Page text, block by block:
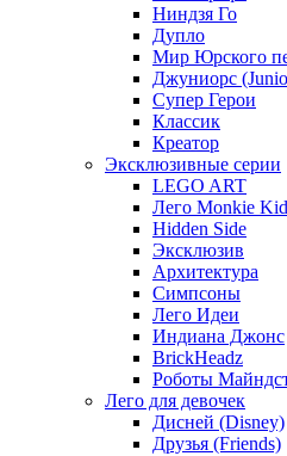
Ниндзя Го
Дупло
Мир Юрского
Джуниорс
Супер Герои
Классик
Креатор
Эксклюзивные серии
LEGO ART
Лего Monkie Kid
Hidden Side
Эксклюзив
Архитектура
Симпсоны
Лего Идеи
Индиана Джонс
BrickHeadz
Роботы
Лего для девочек
Дисней (Disney)
Друзья (Friends)